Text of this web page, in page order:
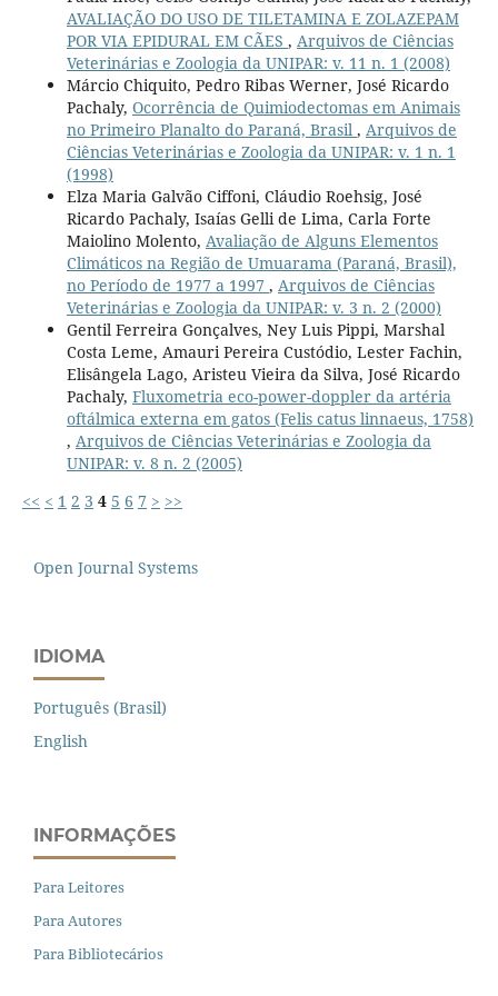
AVALIAÇÃO DO USO DE TILETAMINA E ZOLAZEPAM
POR VIA EPIDURAL EM CÃES , Arquivos de Ciências
Veterinárias e Zoologia da UNIPAR: v. 11 n. 1 (2008)
Márcio Chiquito, Pedro Ribas Werner, José Ricardo
Pachaly, Ocorrência de Quimiodectomas em Animais
no Primeiro Planalto do Paraná, Brasil , Arquivos de
Ciências Veterinárias e Zoologia da UNIPAR: v. 1 n. 1
(1998)
Elza Maria Galvão Ciffoni, Cláudio Roehsig, José
Ricardo Pachaly, Isaías Gelli de Lima, Carla Forte
Maiolino Molento, Avaliação de Alguns Elementos
Climáticos na Região de Umuarama (Paraná, Brasil),
no Período de 1977 a 1997 , Arquivos de Ciências
Veterinárias e Zoologia da UNIPAR: v. 3 n. 2 (2000)
Gentil Ferreira Gonçalves, Ney Luis Pippi, Marshal
Costa Leme, Amauri Pereira Custódio, Lester Fachin,
Elisângela Lago, Aristeu Vieira da Silva, José Ricardo
Pachaly, Fluxometria eco-power-doppler da artéria
oftálmica externa em gatos (Felis catus linnaeus, 1758)
, Arquivos de Ciências Veterinárias e Zoologia da
UNIPAR: v. 8 n. 2 (2005)
<< < 1 2 3 4 5 6 7 > >>
Open Journal Systems
IDIOMA
Português (Brasil)
English
INFORMAÇÕES
Para Leitores
Para Autores
Para Bibliotecários